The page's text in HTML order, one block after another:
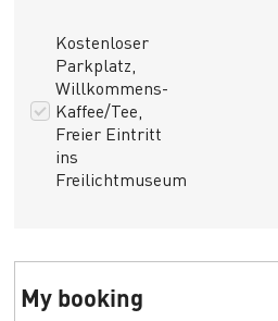
Kostenloser
Parkplatz,
Willkommens-
Kaffee/Tee,
Freier Eintritt
ins
Freilichtmuseum
My booking